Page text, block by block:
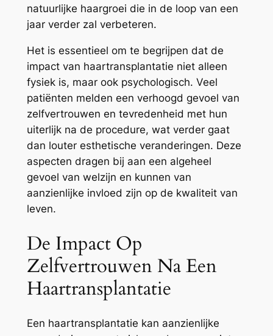
natuurlijke haargroei die in de loop van een
jaar verder zal verbeteren.
Het is essentieel om te begrijpen dat de
impact van haartransplantatie niet alleen
fysiek is, maar ook psychologisch. Veel
patiënten melden een verhoogd gevoel van
zelfvertrouwen en tevredenheid met hun
uiterlijk na de procedure, wat verder gaat
dan louter esthetische veranderingen. Deze
aspecten dragen bij aan een algeheel
gevoel van welzijn en kunnen van
aanzienlijke invloed zijn op de kwaliteit van
leven.
De Impact Op
Zelfvertrouwen Na Een
Haartransplantatie
Een haartransplantatie kan aanzienlijke